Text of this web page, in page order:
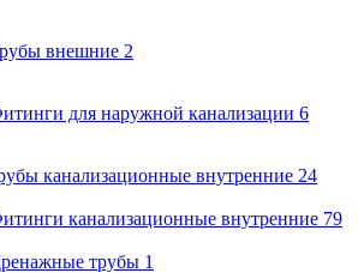
внешние 2
для наружной канализации 6
канализационные внутренние 24
канализационные внутренние 79
трубы 1